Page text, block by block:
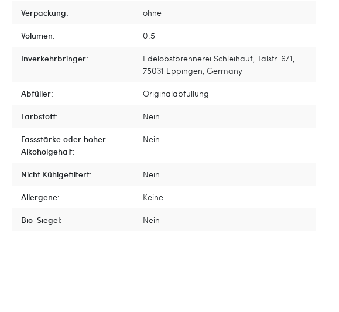
Verpackung:
ohne
Volumen:
0.5
Inverkehrbringer:
Edelobstbrennerei Schleihauf, Talstr. 6/1,
75031 Eppingen, Germany
Abfüller:
Originalabfüllung
Farbstoff:
Nein
Fassstärke oder hoher
Alkoholgehalt:
Nein
Nicht Kühlgefiltert:
Nein
Allergene:
Keine
Bio-Siegel:
Nein